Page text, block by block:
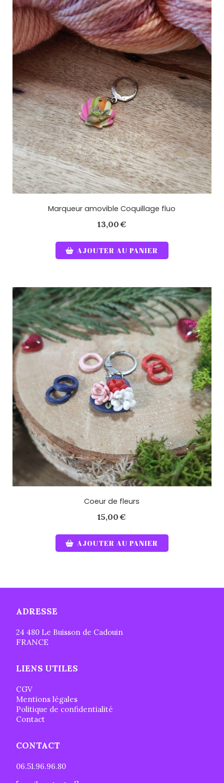
Marqueur amovible Coquillage fluo
13,00€
AJOUTER AU PANIER
Coeur de fleurs
15,00€
AJOUTER AU PANIER
ADRESSE
24 480 Le Buisson de Cadouin
FRANCE
LIENS UTILES
CGV
Mentions légales
Politique de confidentialité
Contact
CONTACT
06.51.96.96.80